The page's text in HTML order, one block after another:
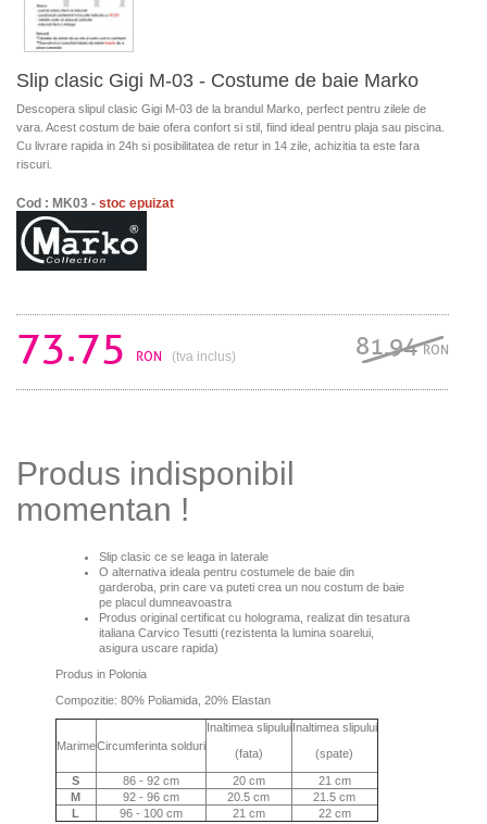
Slip clasic Gigi M-03 - Costume de baie Marko
Descopera slipul clasic Gigi M-03 de la brandul Marko, perfect pentru zilele de
vara. Acest costum de baie ofera confort si stil, fiind ideal pentru plaja sau piscina.
Cu livrare rapida in 24h si posibilitatea de retur in 14 zile, achizitia ta este fara
riscuri.
Cod : MK03 - stoc epuizat
73.75 RON (tva inclus) 81.94RON
Produs indisponibil
momentan !
Slip clasic ce se leaga in laterale
O alternativa ideala pentru costumele de baie din
garderoba, prin care va puteti crea un nou costum de baie
pe placul dumneavoastra
Produs original certificat cu holograma, realizat din tesatura
italiana Carvico Tesutti (rezistenta la lumina soarelui,
asigura uscare rapida)
Produs in Polonia
Compozitie: 80% Poliamida, 20% Elastan
MarimeCircumferinta solduri
Inaltimea slipului
(fata)
Inaltimea slipului
(spate)
S 86 - 92 cm 20 cm
21 cm
M
92 - 96 cm 20.5 cm
21.5 cm
L
96 - 100 cm 21 cm
22 cm